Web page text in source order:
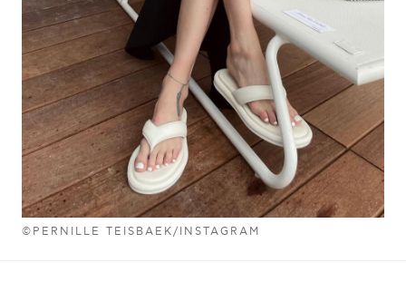
©PERNILLE TEISBAEK/INSTAGRAM